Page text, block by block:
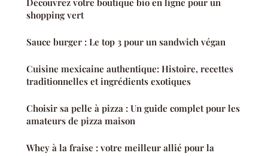
shopping vert
Sauce burger : Le top 3 pour un sandwich végan
Cuisine mexicaine authentique: Histoire, recettes
traditionnelles et ingrédients exotiques
Choisir sa pelle à pizza : Un guide complet pour les
amateurs de pizza maison
Whey à la fraise : votre meilleur allié pour la